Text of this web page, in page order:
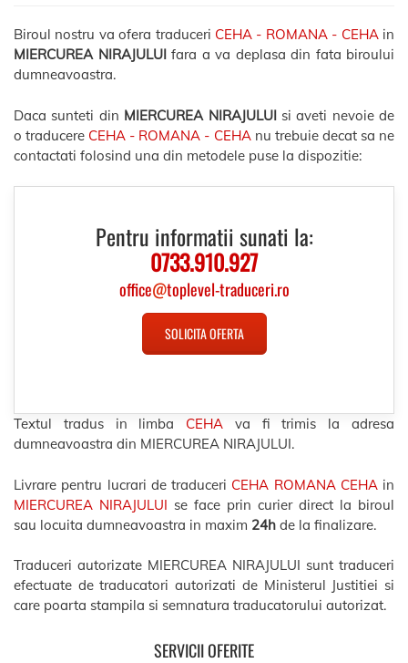
Biroul nostru va ofera traduceri CEHA - ROMANA - CEHA in
MIERCUREA NIRAJULUIfara a va deplasa din fata biroului
dumneavoastra.
Daca sunteti din MIERCUREA NIRAJULUIsi aveti nevoie de
o traducere CEHA - ROMANA - CEHAnu trebuie decat sa ne
contactati folosind una din metodele puse la dispozitie:
Pentru informatii sunati la:
0733.910.927
office@toplevel-traduceri.ro
SOLICITA OFERTA
Textul tradus in limba CEHA va fi trimis la adresa
dumneavoastra din MIERCUREA NIRAJULUI.
Livrare pentru lucrari de traduceri CEHA ROMANA CEHA in
MIERCUREA NIRAJULUI se face prin curier direct la biroul
sau locuita dumneavoastra in maxim 24h de la finalizare.
Traduceri autorizate MIERCUREA NIRAJULUI sunt traduceri
efectuate de traducatori autorizati de Ministerul Justitiei si
care poarta stampila si semnatura traducatorului autorizat.
SERVICII OFERITE